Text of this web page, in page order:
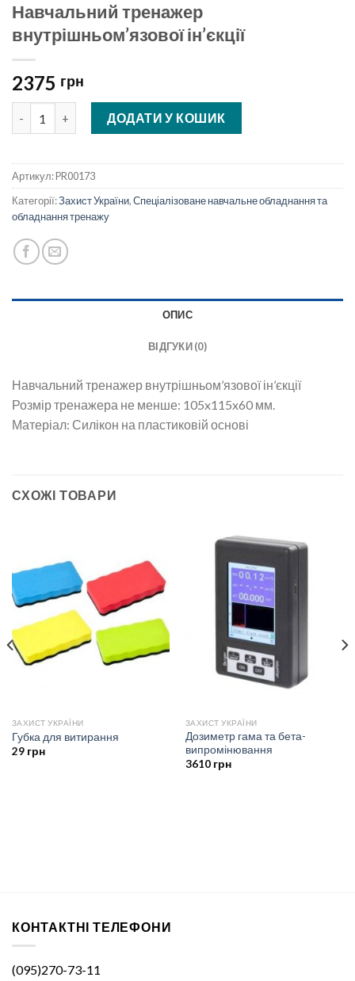
Навчальний тренажер
внутрішньом’язової ін’єкції
2375 грн
Навчальний тренажер внутрішньом'язової ін'єкції кількість
ДОДАТИ У КОШИК
Артикул:PR00173
Категорії:Захист України,Спеціалізоване навчальне обладнання та
обладнання тренажу
ОПИС
ВІДГУКИ (0)
Навчальний тренажер внутрішньом’язової ін’єкції
Розмір тренажера не менше: 105x115x60 мм.
Матеріал: Силікон на пластиковій основі
СХОЖІ ТОВАРИ
ЗАХИСТ УКРАЇНИ
Губка для витирання
29 грн
ЗАХИСТ УКРАЇНИ
Дозиметр гама та бета-
випромінювання
3610 грн
КОНТАКТНІ ТЕЛЕФОНИ
(095)270-73-11